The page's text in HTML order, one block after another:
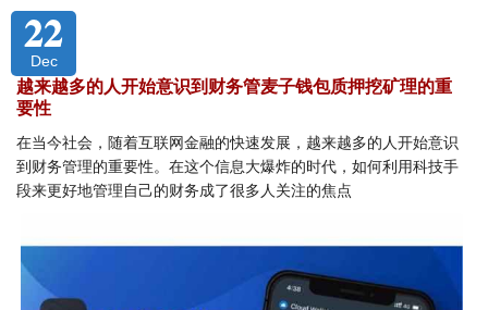
22
Dec
越来越多的人开始意识到财务管麦子钱包质押挖矿理的重
要性
在当今社会，随着互联网金融的快速发展，越来越多的人开始意识
到财务管理的重要性。在这个信息大爆炸的时代，如何利用科技手
段来更好地管理自己的财务成了很多人关注的焦点